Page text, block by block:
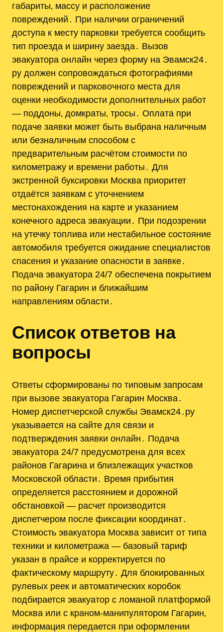
габариты‚ массу и расположение
повреждений․ При наличии ограничений
доступа к месту парковки требуется сообщить
тип проезда и ширину заезда․ Вызов
эвакуатора онлайн через форму на Эвамск24․
ру должен сопровождаться фотографиями
повреждений и парковочного места для
оценки необходимости дополнительных работ
— поддоны‚ домкраты‚ тросы․ Оплата при
подаче заявки может быть выбрана наличным
или безналичным способом с
предварительным расчётом стоимости по
километражу и времени работы․ Для
экстренной буксировки Москва приоритет
отдаётся заявкам с уточнением
местонахождения на карте и указанием
конечного адреса эвакуации․ При подозрении
на утечку топлива или нестабильное состояние
автомобиля требуется ожидание специалистов
спасения и указание опасности в заявке․
Подача эвакуатора 24/7 обеспечена покрытием
по району Гагарин и ближайшим
направлениям области․
Список ответов на
вопросы
Ответы сформированы по типовым запросам
при вызове эвакуатора Гагарин Москва․
Номер диспетчерской службы Эвамск24․ру
указывается на сайте для связи и
подтверждения заявки онлайн․ Подача
эвакуатора 24/7 предусмотрена для всех
районов Гагарина и близлежащих участков
Московской области․ Время прибытия
определяется расстоянием и дорожной
обстановкой — расчет производится
диспетчером после фиксации координат․
Стоимость эвакуатора Москва зависит от типа
техники и километража — базовый тариф
указан в прайсе и корректируется по
фактическому маршруту․ Для блокированных
рулевых реек и автоматических коробок
подбирается эвакуатор с ломаной платформой
Москва или с краном-манипулятором Гагарин‚
информация передается при оформлении